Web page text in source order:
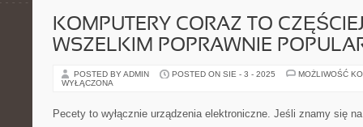
KOMPUTERY CORAZ TO
WSZELKIM POPRAWNIE
POSTED BY ADMIN POSTED ON SIE - 3 - 2025
MOŻLIWOŚĆ
WYŁĄCZONA
Pecety to wyłącznie urządzenia elektroniczne. Jeśli znamy się